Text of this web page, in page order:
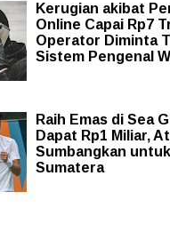
Kerugian akibat
Online Capai Rp7
Operator Diminta
Sistem Pengenal
Raih Emas di Sea
Dapat Rp1 Miliar,
Sumbangkan
Sumatera